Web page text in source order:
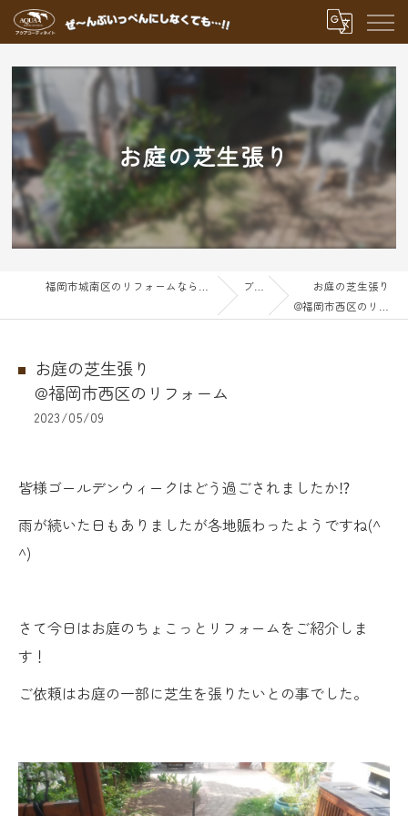
お庭の芝生張り
ブログ
お庭の芝生張り
@福岡市西区のリフォーム
お庭の芝生張り
@福岡市西区のリフォーム
2023/05/09
皆様ゴールデンウィークはどう過ごされましたか⁉
雨が続いた日もありましたが各地賑わったようですね(^
^)
さて今日はお庭のちょこっとリフォームをご紹介しま
す！
ご依頼はお庭の一部に芝生を張りたいとの事でした。